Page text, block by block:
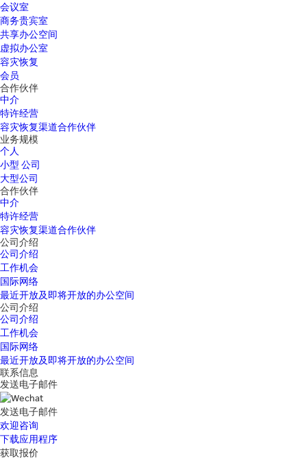
会议室
商务贵宾室
共享办公空间
虚拟办公室
容灾恢复
会员
合作伙伴
中介
特许经营
容灾恢复渠道合作伙伴
业务规模
个人
小型 公司
大型公司
合作伙伴
中介
特许经营
容灾恢复渠道合作伙伴
公司介绍
公司介绍
工作机会
国际网络
最近开放及即将开放的办公空间
公司介绍
公司介绍
工作机会
国际网络
最近开放及即将开放的办公空间
联系信息
发送电子邮件
发送电子邮件
欢迎咨询
下载应用程序
获取报价